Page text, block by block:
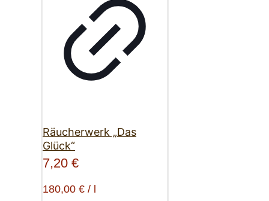
Räucherwerk „Das
Glück“
7,20 €
180,00 € / l